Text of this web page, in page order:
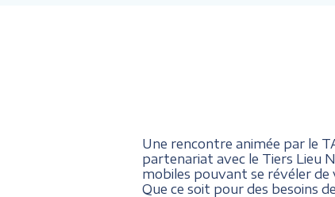
Une rencontre animée par le
partenariat avec le Tiers Lieu
mobiles pouvant se révéler de
Que ce soit pour des besoins